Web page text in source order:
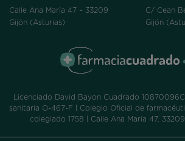
Calle Ana María 47 – 33209
Gijón (Asturias)
C/ Cean
Gijón
Licenciado David Bayon Cuadrado
sanitaria O-467-F | Colegio Oficial de
colegiado 1758 | Calle Ana María 47,